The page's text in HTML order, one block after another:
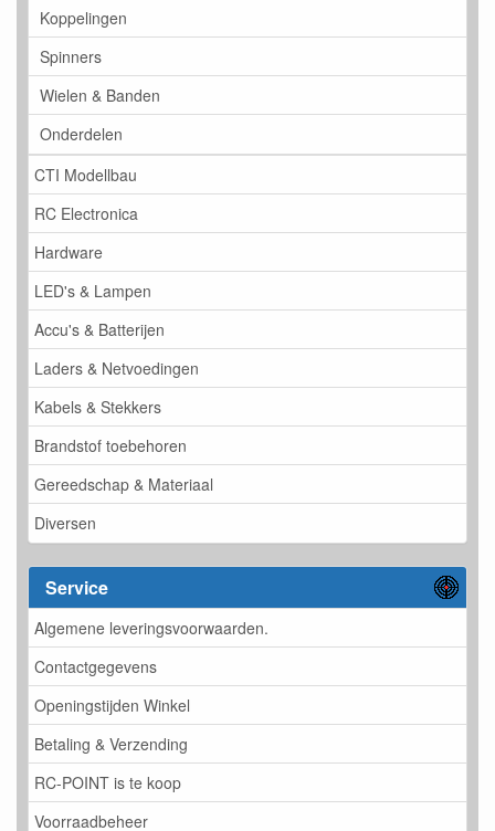
Koppelingen
Spinners
Wielen & Banden
Onderdelen
CTI Modellbau
RC Electronica
Hardware
LED's & Lampen
Accu's & Batterijen
Laders & Netvoedingen
Kabels & Stekkers
Brandstof toebehoren
Gereedschap & Materiaal
Diversen
Service
Algemene leveringsvoorwaarden.
Contactgegevens
Openingstijden Winkel
Betaling & Verzending
RC-POINT is te koop
Voorraadbeheer